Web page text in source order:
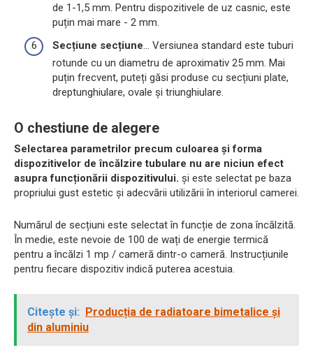
de 1-1,5 mm. Pentru dispozitivele de uz casnic, este
puțin mai mare - 2 mm.
Secțiune secțiune... Versiunea standard este tuburi
rotunde cu un diametru de aproximativ 25 mm. Mai
puțin frecvent, puteți găsi produse cu secțiuni plate,
dreptunghiulare, ovale și triunghiulare.
O chestiune de alegere
Selectarea parametrilor precum culoarea și forma
dispozitivelor de încălzire tubulare nu are niciun efect
asupra funcționării dispozitivului. și este selectat pe baza
propriului gust estetic și adecvării utilizării în interiorul camerei.
Numărul de secțiuni este selectat în funcție de zona încălzită.
În medie, este nevoie de 100 de wați de energie termică
pentru a încălzi 1 mp / cameră dintr-o cameră. Instrucțiunile
pentru fiecare dispozitiv indică puterea acestuia.
Citește și:
Producția de radiatoare bimetalice și
din aluminiu